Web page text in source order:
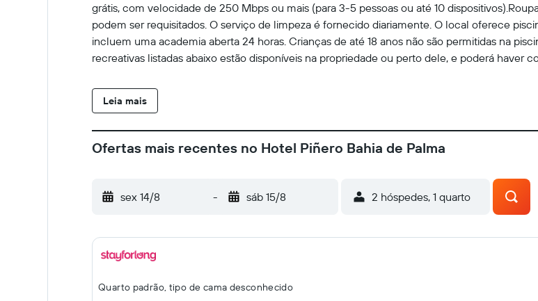
grátis, com velocidade de 250 Mbps ou mais (para 3-5 pessoas ou até 10
podem ser requisitados. O serviço de limpeza é fornecido diariamente. O local oferece
incluem uma academia aberta 24 horas. Crianças de até 18 anos não são permitidas na
recreativas listadas abaixo estão disponíveis na propriedade ou perto dele, e poderá haver
Leia mais
Ofertas mais recentes no Hotel Piñero Bahia de Palma
sex 14/8 - sáb 15/8 2 hóspedes, 1 quarto
Quarto padrão, tipo de cama desconhecido